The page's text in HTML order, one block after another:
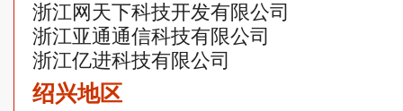
浙江网天下科技开发有限公司
浙江亚通通信科技有限公司
浙江亿进科技有限公司
绍兴地区